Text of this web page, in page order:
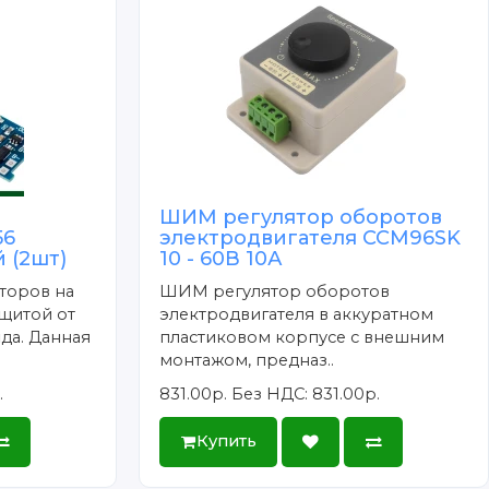
регистр, высокий уровень: данные
управление не требуется,
не нужна, ее можно отключить
уровня
обнаружении касания
(2шт)
на
от
Данная
ШИМ регулятор оборотов
электродвигателя CCM96SK
10 - 60В 10А
ШИМ регулятор оборотов
электродвигателя в аккуратном
пластиковом корпусе с внешним
монтажом, предназ..
831.00р. Без НДС: 831.00р.
Купить